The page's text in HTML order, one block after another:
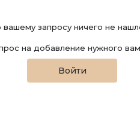
вашему запросу ничего не
на добавление нужного
Войти